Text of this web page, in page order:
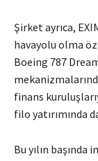
Şirket ayrıca,
havayolu olma
Boeing 787
finans
filo yatırımında
Bu yılın başında